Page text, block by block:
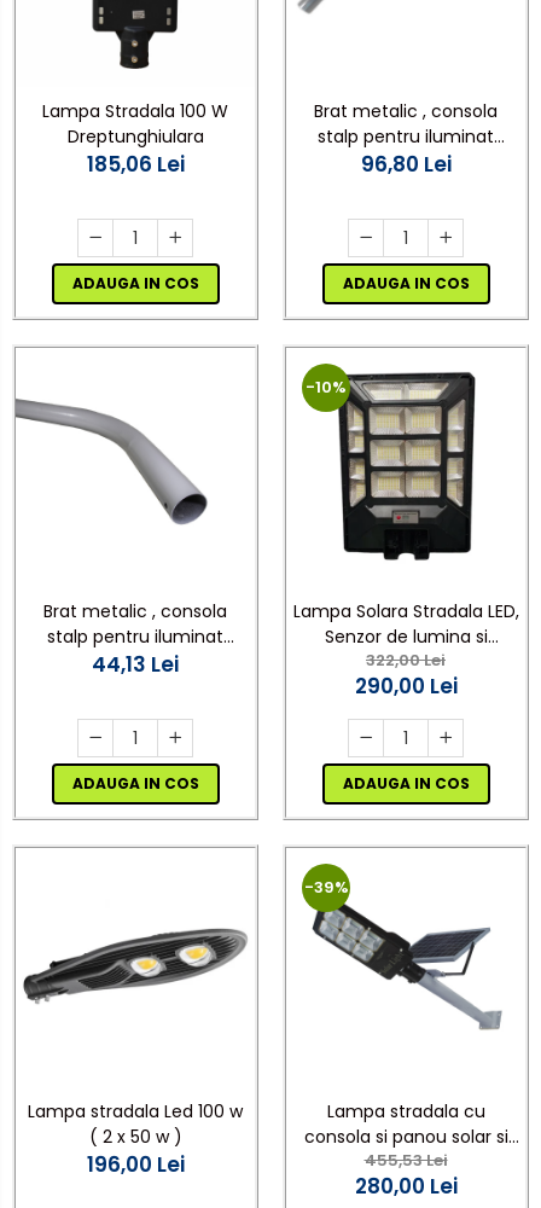
Lampa Stradala 100 W
Dreptunghiulara
185,06 Lei
ADAUGA IN COS
Brat metalic , consola
stalp pentru iluminat
stradal
96,80 Lei
ADAUGA IN COS
Brat metalic , consola
stalp pentru iluminat
stradal / domestic 100 cm
44,13 Lei
ADAUGA IN COS
-10%
Lampa Solara Stradala LED,
Senzor de lumina si
miscare,telecomanda,
600W YT0122
322,00 Lei
290,00 Lei
ADAUGA IN COS
Lampa stradala Led 100 w
( 2 x 50 w )
196,00 Lei
-39%
Lampa stradala cu
consola si panou solar si
cu telecomanda 200W
455,53 Lei
280,00 Lei